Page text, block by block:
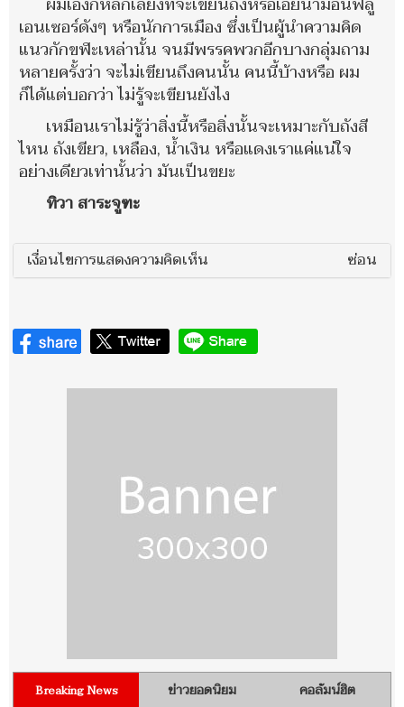
เอนเซอร์ดังๆ หรือนักการเมือง ซึ่งเป็นผู้นำความคิด
แนวกักขฬะเหล่านั้น จนมีพรรคพวกอีกบางกลุ่มถาม
หลายครั้งว่า จะไม่เขียนถึงคนนั้น คนนี้บ้างหรือ ผม
ก็ได้แต่บอกว่า ไม่รู้จะเขียนยังไง
เหมือนเราไม่รู้ว่าสิ่งนี้หรือสิ่งนั้นจะเหมาะกับถังสี
ไหน ถังเขียว, เหลือง, น้ำเงิน หรือแดงเราแค่แน่ใจ
อย่างเดียวเท่านั้นว่า มันเป็นขยะ
ทิวา สาระจูฑะ
เงื่อนไขการแสดงความคิดเห็น ซ่อน
Breaking News ข่าวยอดนิยม คอลัมน์ฮิต